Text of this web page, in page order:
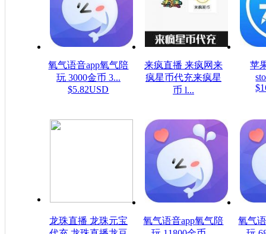
氧气语音app氧气陪
玩 3000金币 3...
$5.82USD
来疯直播 来疯网来
疯星币代充来疯星
币 l...
苹
龙珠直播 龙珠元宝
氧气语音app氧气陪
氧气